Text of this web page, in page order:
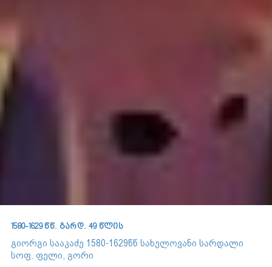
1580-1629 წწ. გარდ. 49 წლის
გიორგი სააკაძე 1580-1629წწ სახელოვანი სარდალი
სოფ. ფელი, გორი